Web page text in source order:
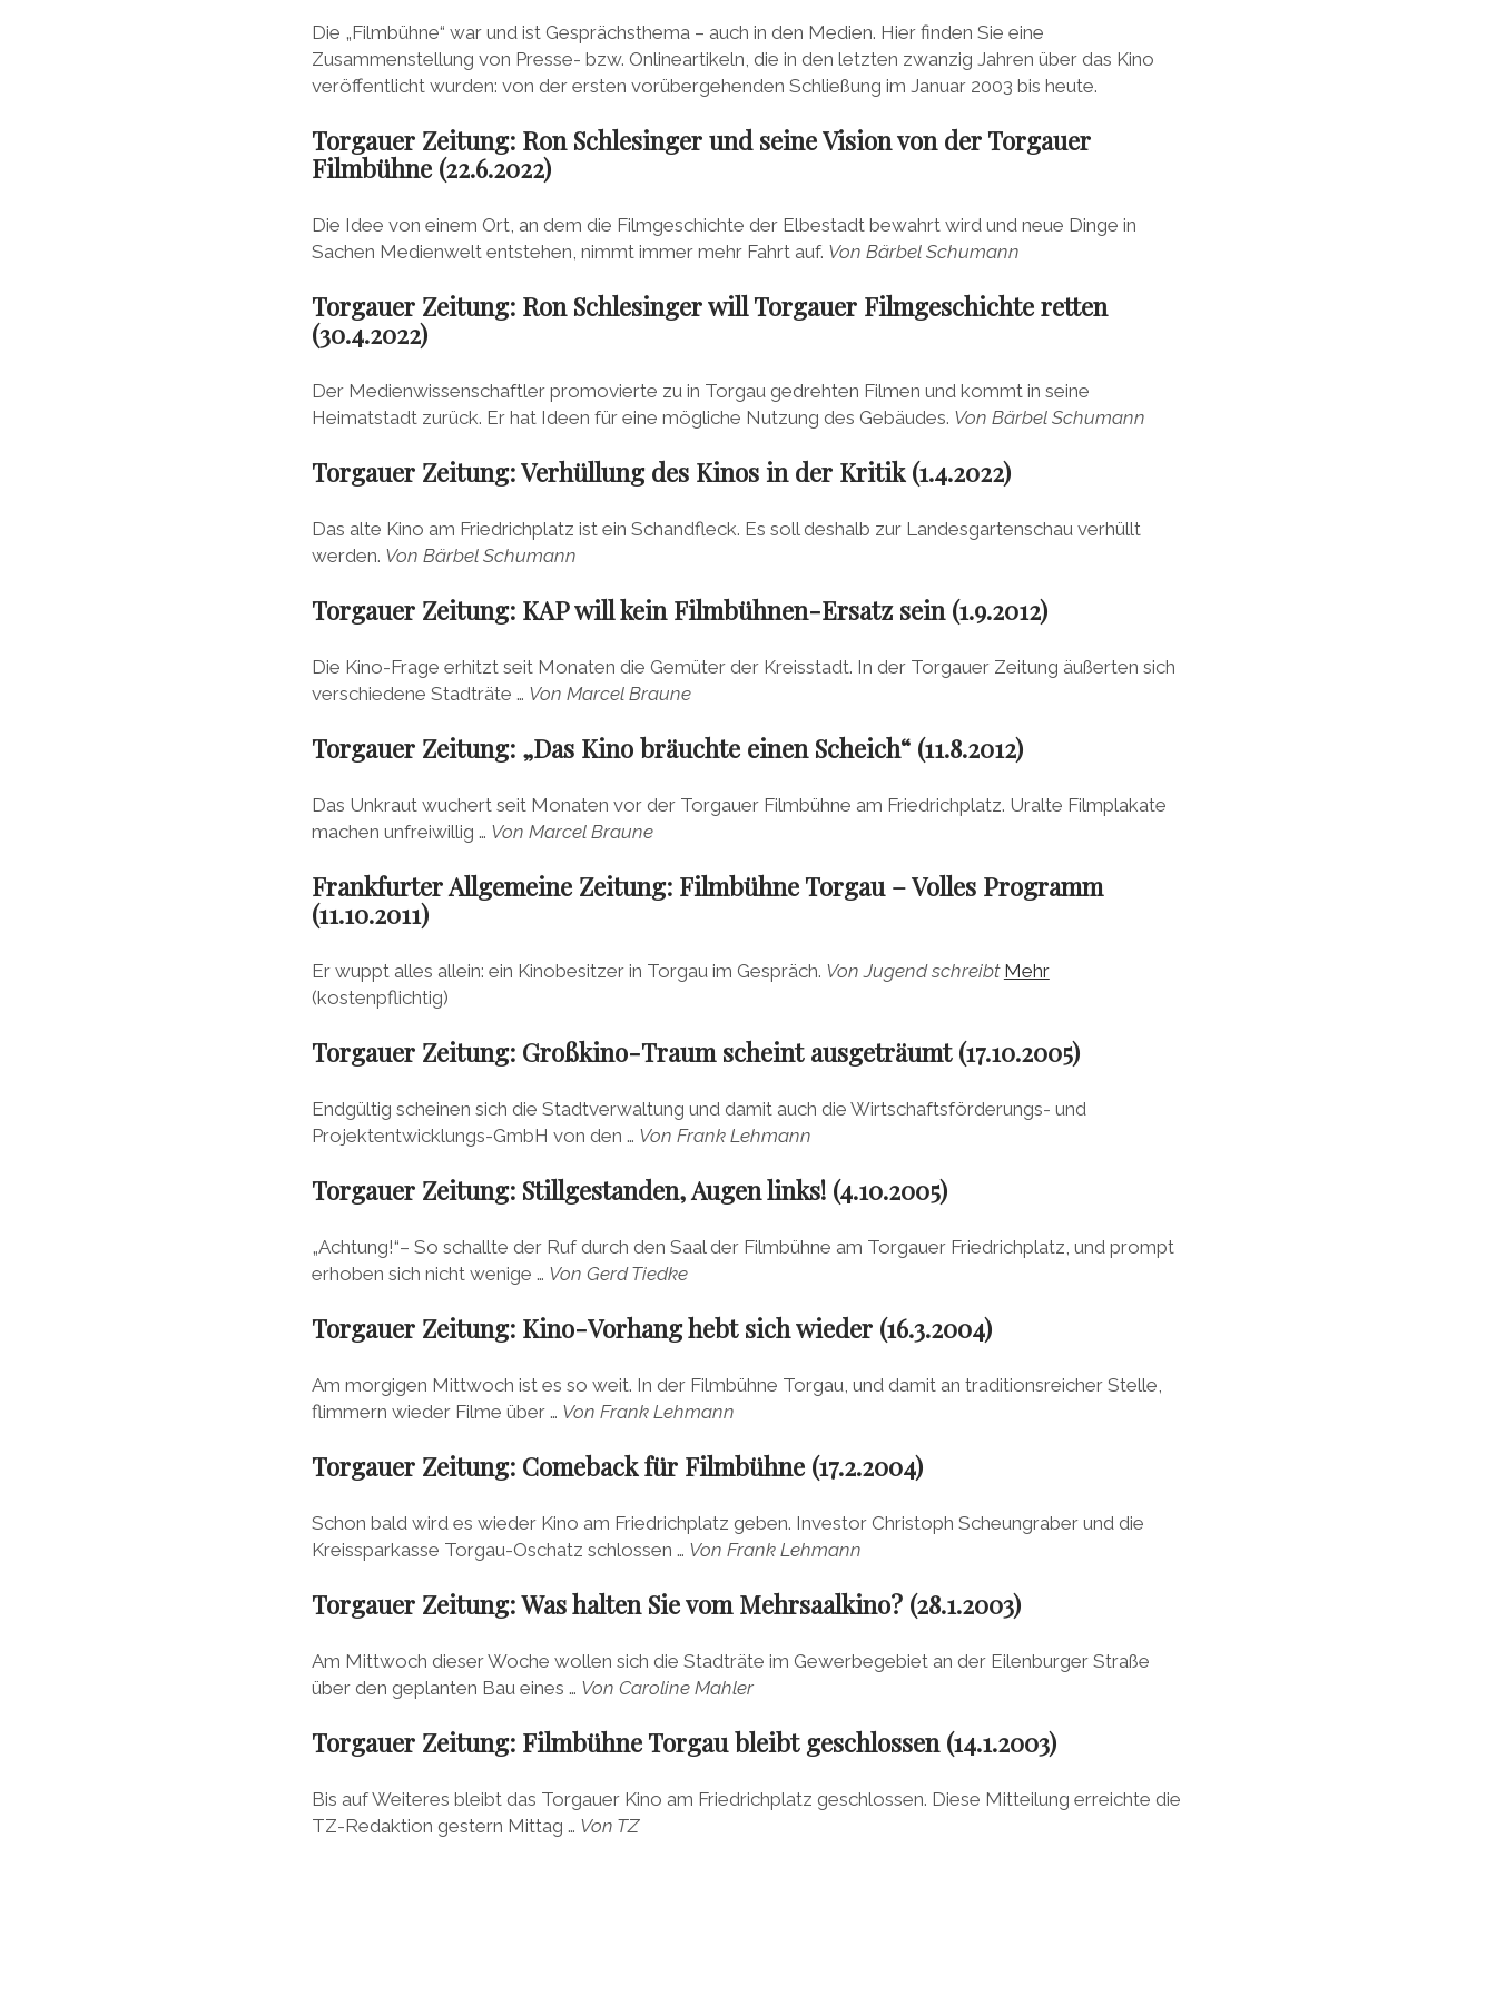
Die „Filmbühne“ war und ist Gesprächsthema – auch in den Medien. Hier finden Sie eine
Zusammenstellung von Presse- bzw. Onlineartikeln, die in den letzten zwanzig Jahren über das Kino
veröffentlicht wurden: von der ersten vorübergehenden Schließung im Januar 2003 bis heute.
Torgauer Zeitung: Ron Schlesinger und seine Vision von der Torgauer
Filmbühne (22.6.2022)
Die Idee von einem Ort, an dem die Filmgeschichte der Elbestadt bewahrt wird und neue Dinge in
Sachen Medienwelt entstehen, nimmt immer mehr Fahrt auf. Von Bärbel Schumann
Torgauer Zeitung: Ron Schlesinger will Torgauer Filmgeschichte retten
(30.4.2022)
Der Medienwissenschaftler promovierte zu in Torgau gedrehten Filmen und kommt in seine
Heimatstadt zurück. Er hat Ideen für eine mögliche Nutzung des Gebäudes. Von Bärbel Schumann
Torgauer Zeitung: Verhüllung des Kinos in der Kritik (1.4.2022)
Das alte Kino am Friedrichplatz ist ein Schandfleck. Es soll deshalb zur Landesgartenschau verhüllt
werden. Von Bärbel Schumann
Torgauer Zeitung: KAP will kein Filmbühnen-Ersatz sein (1.9.2012)
Die Kino-Frage erhitzt seit Monaten die Gemüter der Kreisstadt. In der Torgauer Zeitung äußerten sich
verschiedene Stadträte … Von Marcel Braune
Torgauer Zeitung: „Das Kino bräuchte einen Scheich“ (11.8.2012)
Das Unkraut wuchert seit Monaten vor der Torgauer Filmbühne am Friedrichplatz. Uralte Filmplakate
machen unfreiwillig … Von Marcel Braune
Frankfurter Allgemeine Zeitung: Filmbühne Torgau – Volles Programm
(11.10.2011)
Er wuppt alles allein: ein Kinobesitzer in Torgau im Gespräch. Von Jugend schreibt Mehr
(kostenpflichtig)
Torgauer Zeitung: Großkino-Traum scheint ausgeträumt (17.10.2005)
Endgültig scheinen sich die Stadtverwaltung und damit auch die Wirtschaftsförderungs- und
Projektentwicklungs-GmbH von den … Von Frank Lehmann
Torgauer Zeitung: Stillgestanden, Augen links! (4.10.2005)
„Achtung!“– So schallte der Ruf durch den Saal der Filmbühne am Torgauer Friedrichplatz, und prompt
erhoben sich nicht wenige … Von Gerd Tiedke
Torgauer Zeitung: Kino-Vorhang hebt sich wieder (16.3.2004)
Am morgigen Mittwoch ist es so weit. In der Filmbühne Torgau, und damit an traditionsreicher Stelle,
flimmern wieder Filme über … Von Frank Lehmann
Torgauer Zeitung: Comeback für Filmbühne (17.2.2004)
Schon bald wird es wieder Kino am Friedrichplatz geben. Investor Christoph Scheungraber und die
Kreissparkasse Torgau-Oschatz schlossen … Von Frank Lehmann
Torgauer Zeitung: Was halten Sie vom Mehrsaalkino? (28.1.2003)
Am Mittwoch dieser Woche wollen sich die Stadträte im Gewerbegebiet an der Eilenburger Straße
über den geplanten Bau eines … Von Caroline Mahler
Torgauer Zeitung: Filmbühne Torgau bleibt geschlossen (14.1.2003)
Bis auf Weiteres bleibt das Torgauer Kino am Friedrichplatz geschlossen. Diese Mitteilung erreichte die
TZ-Redaktion gestern Mittag … Von TZ